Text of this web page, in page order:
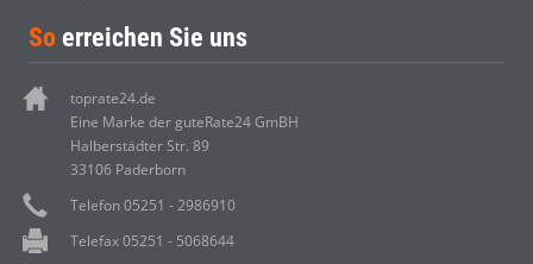
So erreichen Sie uns
toprate24.de
Eine Marke der guteRate24 GmBH
Halberstädter Str. 89
33106 Paderborn
Telefon 05251 - 2986910
Telefax 05251 - 5068644